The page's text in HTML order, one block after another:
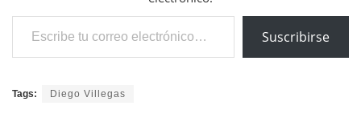
Escribe tu correo electrónico…
Suscribirse
Tags: Diego Villegas